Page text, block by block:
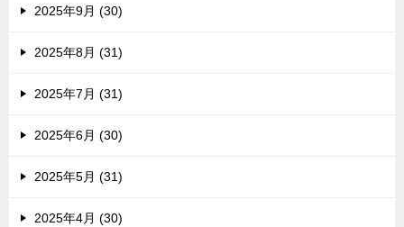
2025年9月 (30)
2025年8月 (31)
2025年7月 (31)
2025年6月 (30)
2025年5月 (31)
2025年4月 (30)